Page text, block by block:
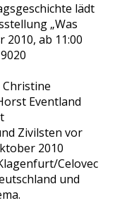
lädt
„Was
2010, ab 11:00
Eventland
Zivilsten vor
2010
Celovec
und